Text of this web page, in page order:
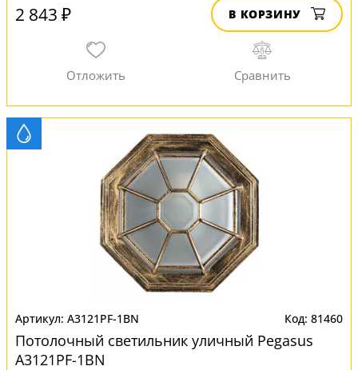
2 843 ₽ В КОРЗИНУ
A3121PF-1BN 81460
Потолочный светильник уличный Pegasus
A3121PF-1BN